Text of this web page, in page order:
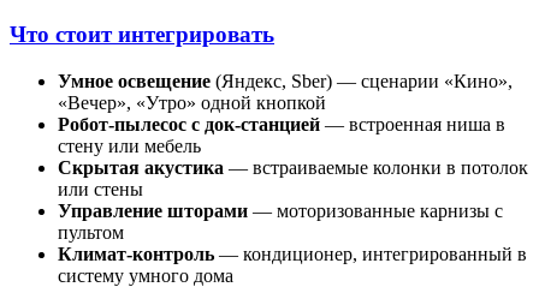
Что стоит интегрировать
Умное освещение (Яндекс, Sber) — сценарии «Кино»,
«Вечер», «Утро» одной кнопкой
Робот-пылесос с док-станцией — встроенная ниша в
стену или мебель
Скрытая акустика — встраиваемые колонки в потолок
или стены
Управление шторами — моторизованные карнизы с
пультом
Климат-контроль — кондиционер, интегрированный в
систему умного дома